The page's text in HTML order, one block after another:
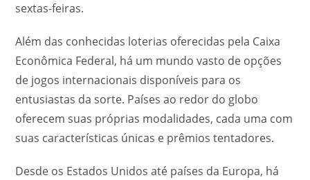
sextas-feiras.
Além das conhecidas loterias oferecidas pela Caixa
Econômica Federal, há um mundo vasto de opções
de jogos internacionais disponíveis para os
entusiastas da sorte. Países ao redor do globo
oferecem suas próprias modalidades, cada uma com
suas características únicas e prêmios tentadores.
Desde os Estados Unidos até países da Europa, há